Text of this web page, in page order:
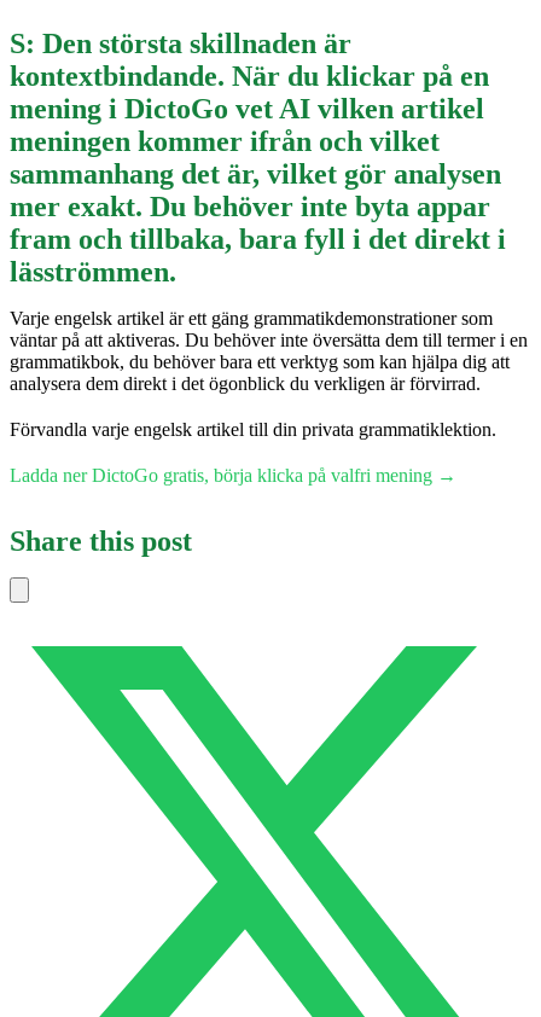
S: Den största skillnaden är
kontextbindande. När du klickar på en
mening i DictoGo vet AI vilken artikel
meningen kommer ifrån och vilket
sammanhang det är, vilket gör analysen
mer exakt. Du behöver inte byta appar
fram och tillbaka, bara fyll i det direkt i
läsströmmen.
Varje engelsk artikel är ett gäng grammatikdemonstrationer som
väntar på att aktiveras. Du behöver inte översätta dem till termer i en
grammatikbok, du behöver bara ett verktyg som kan hjälpa dig att
analysera dem direkt i det ögonblick du verkligen är förvirrad.
Förvandla varje engelsk artikel till din privata grammatiklektion.
Ladda ner DictoGo gratis, börja klicka på valfri mening →
Share this post